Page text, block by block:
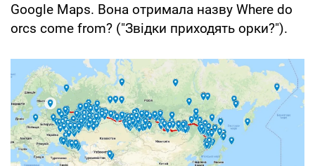
Google Maps. Вона отримала назву Where do
orcs come from? ("Звідки приходять орки?").